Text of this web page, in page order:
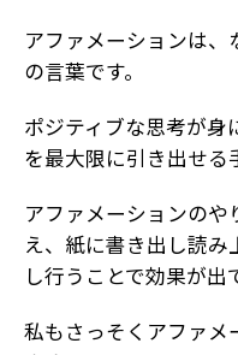
アファメーションは
の言葉です。
ポジティブな思考が身
を最大限に引き出せる
アファメーションの
え、紙に書き出し読
し行うことで効果が出
私もさっそくアファメ